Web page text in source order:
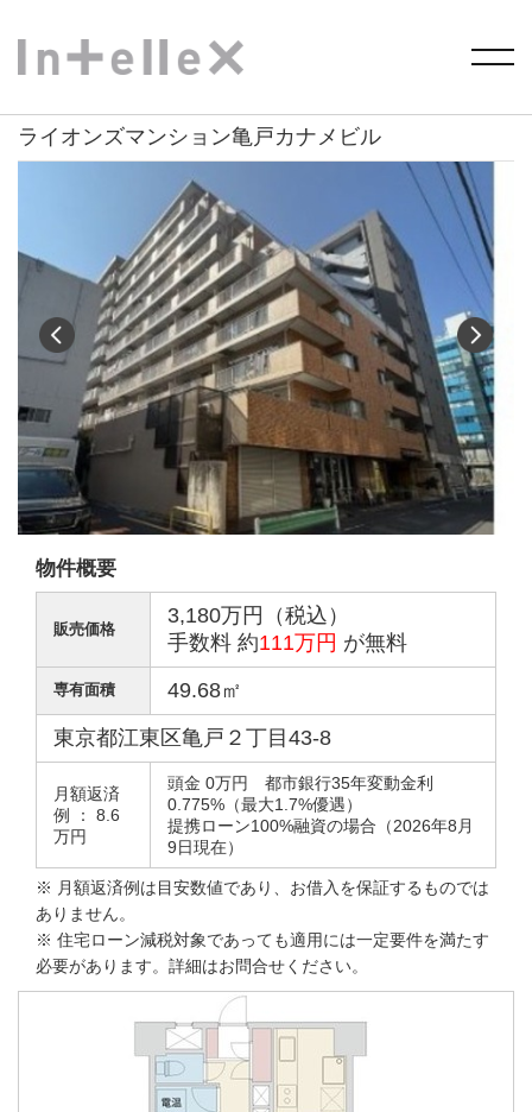
ライオンズマンション亀戸カナメビル
物件概要
販売価格
3,180万円（税込）
手数料 約111万円 が無料
専有面積
49.68㎡
東京都江東区亀戸２丁目43-8
月額返済
例 ： 8.6
万円
頭金 0万円 都市銀行35年変動金利
0.775%（最大1.7%優遇）
提携ローン100%融資の場合（2026年8月
9日現在）
※ 月額返済例は目安数値であり、お借入を保証するものでは
ありません。
※ 住宅ローン減税対象であっても適用には一定要件を満たす
必要があります。詳細はお問合せください。